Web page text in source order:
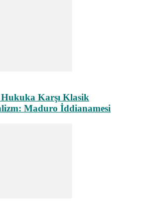
Karşı Klasik
Maduro İddianamesi